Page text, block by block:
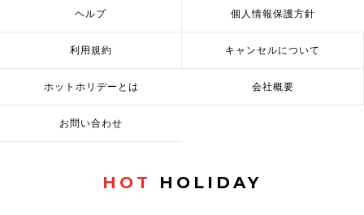
ヘルプ 個人情報保護方針
利用規約 キャンセルについて
ホットホリデーとは 会社概要
お問い合わせ
HOT HOLIDAY